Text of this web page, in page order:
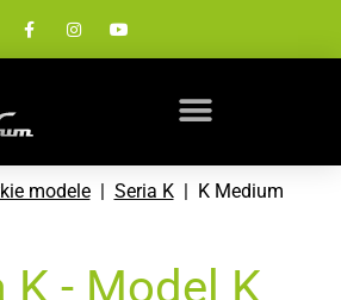
modele | Seria K| K Medium
K - Model K